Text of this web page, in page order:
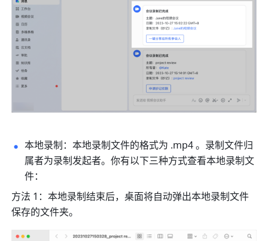
本地录制：本地录制文件的格式为 .mp4 。录制文件归
属者为录制发起者。你有以下三种方式查看本地录制文
件：
方法 1：本地录制结束后，桌面将自动弹出本地录制文件
保存的文件夹。